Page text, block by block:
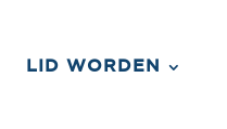
LID WORDEN